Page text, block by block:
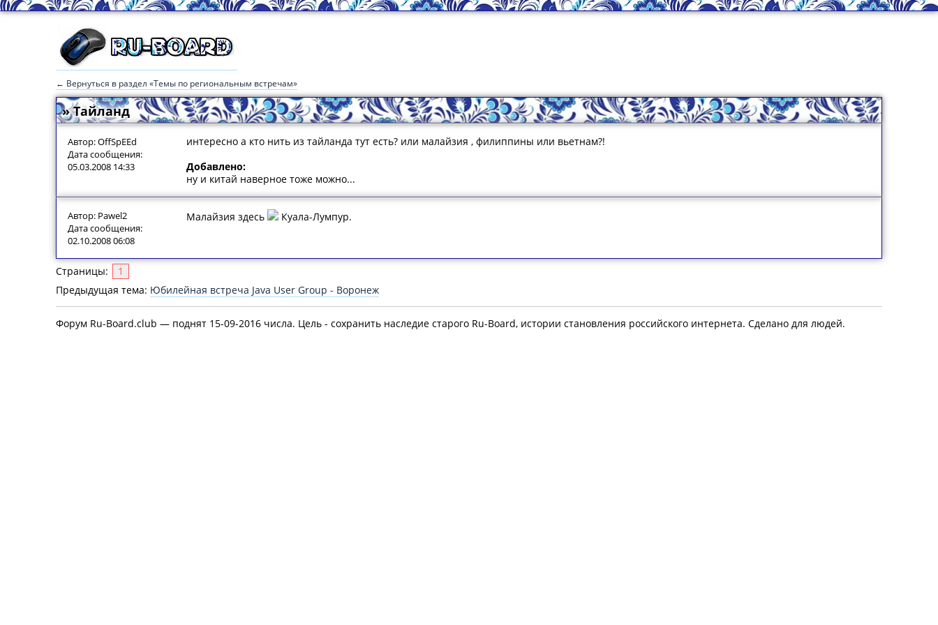
← Вернуться в раздел «Темы по региональным встречам»
» Тайланд
Автор: OffSpEEd
Дата сообщения:
05.03.2008 14:33
интересно а кто нить из тайланда тут есть? или малайзия , филиппины или вьетнам?!
Добавлено:
ну и китай наверное тоже можно...
Автор: Pawel2
Дата сообщения:
02.10.2008 06:08
Малайзия здесь Куала-Лумпур.
Страницы:
1
Предыдущая тема: Юбилейная встреча Java User Group - Воронеж
Форум Ru-Board.club — поднят 15-09-2016 числа. Цель - сохранить наследие старого Ru-Board, истории становления российского интернета. Сделано для людей.